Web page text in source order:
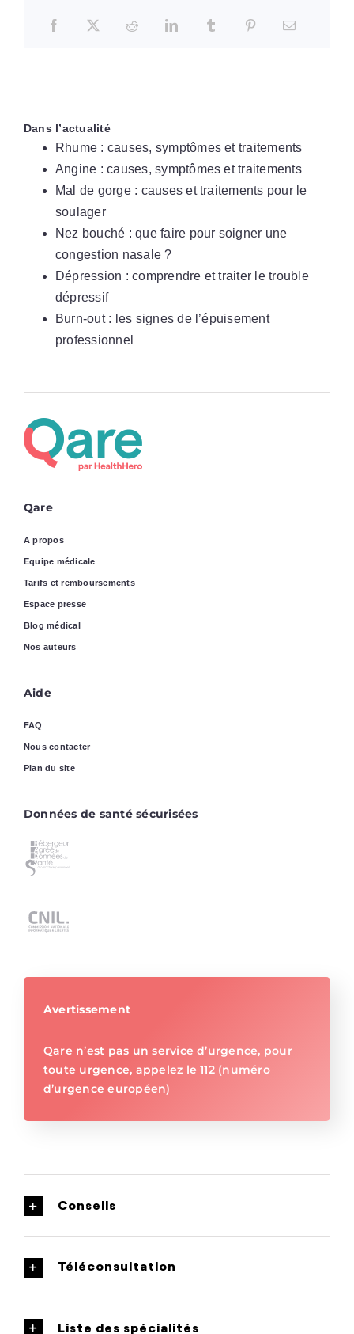
Dans l’actualité
Rhume : causes, symptômes et traitements
Angine : causes, symptômes et traitements
Mal de gorge : causes et traitements pour le
soulager
Nez bouché : que faire pour soigner une
congestion nasale ?
Dépression : comprendre et traiter le trouble
dépressif
Burn-out : les signes de l’épuisement
professionnel
Qare
A propos
Equipe médicale
Tarifs et remboursements
Espace presse
Blog médical
Nos auteurs
Aide
FAQ
Nous contacter
Plan du site
Données de santé sécurisées
Avertissement
Qare n’est pas un service d’urgence, pour
toute urgence, appelez le 112 (numéro
d’urgence européen)
Conseils
Téléconsultation
Liste des spécialités